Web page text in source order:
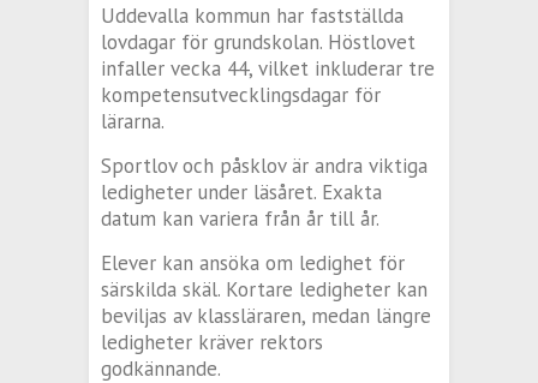
Uddevalla kommun har fastställda
lovdagar för grundskolan. Höstlovet
infaller vecka 44, vilket inkluderar tre
kompetensutvecklingsdagar för
lärarna.
Sportlov och påsklov är andra viktiga
ledigheter under läsåret. Exakta
datum kan variera från år till år.
Elever kan ansöka om ledighet för
särskilda skäl. Kortare ledigheter kan
beviljas av klassläraren, medan längre
ledigheter kräver rektors
godkännande.